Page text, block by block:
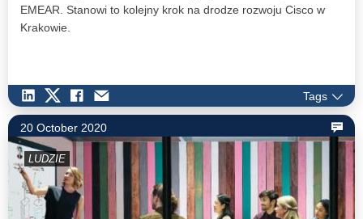
EMEAR. Stanowi to kolejny krok na drodze rozwoju Cisco w
Krakowie.
Tags
20 October 2020
LUDZIE